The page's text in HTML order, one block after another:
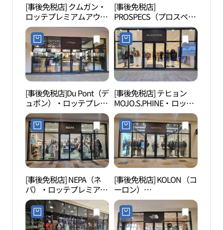
[事後免税店] クムガン・
ロッテプレミアムアウト
レットパジュ（坡州）店
(금강 롯데프리미엄아울
렛 파주점)
[事後免税店]
PROSPECS（プロスペッ
クス）・ロッテプレミア
ムアウトレットパジュ
（坡州）店(프로스펙스
롯데프리미엄아울렛 파
주점)
[事後免税店]Du Pont（デ
ュポン）・ロッテプレミ
アムアウトレットパジュ
（坡州）店(듀퐁 롯데프
리미엄아울렛 파주점)
[事後免税店] テヒョン
MOJO.S.PHINE・ロッテ
プレミアムアウトレット
パジュ（坡州）店(모조
에스핀 롯데프리미엄아
울렛 파주점)
[事後免税店] NEPA（ネ
パ）・ロッテプレミアム
アウトレットパジュ（坡
州）店(네파 롯데프리미
엄아울렛 파주점)
[事後免税店] KOLON（コ
ーロン）
CUSTOMELLOW（カス
タムメロウ）・ロッテプ
レミアムアウトレットパ